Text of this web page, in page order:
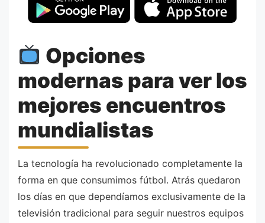
Opciones
modernas para ver los
mejores encuentros
mundialistas
La tecnología ha revolucionado completamente la
forma en que consumimos fútbol. Atrás quedaron
los días en que dependíamos exclusivamente de la
televisión tradicional para seguir nuestros equipos